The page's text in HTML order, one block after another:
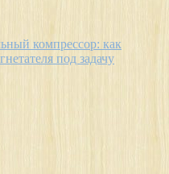
компрессор: как
под задачу